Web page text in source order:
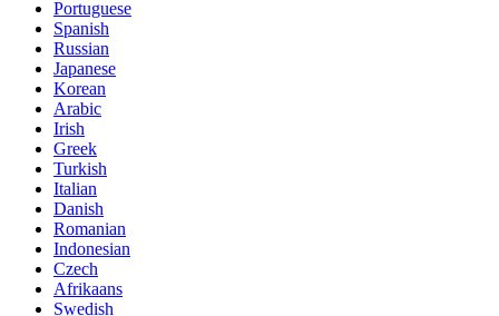
Portuguese
Spanish
Russian
Japanese
Korean
Arabic
Irish
Greek
Turkish
Italian
Danish
Romanian
Indonesian
Czech
Afrikaans
Swedish